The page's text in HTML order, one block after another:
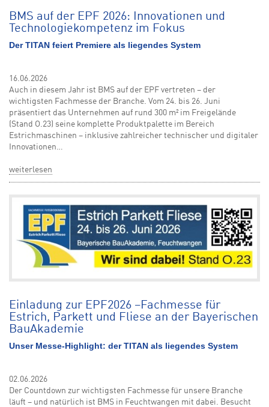
BMS auf der EPF 2026: Innovationen und
Technologiekompetenz im Fokus
Der TITAN feiert Premiere als liegendes System
16.06.2026
Auch in diesem Jahr ist BMS auf der EPF vertreten – der
wichtigsten Fachmesse der Branche. Vom 24. bis 26. Juni
präsentiert das Unternehmen auf rund 300 m² im Freigelände
(Stand O.23) seine komplette Produktpalette im Bereich
Estrichmaschinen – inklusive zahlreicher technischer und digitaler
Innovationen…
weiterlesen
Einladung zur EPF2026 –Fachmesse für
Estrich, Parkett und Fliese an der Bayerischen
BauAkademie
Unser Messe-Highlight: der TITAN als liegendes System
02.06.2026
Der Countdown zur wichtigsten Fachmesse für unsere Branche
läuft – und natürlich ist BMS in Feuchtwangen mit dabei. Besucht